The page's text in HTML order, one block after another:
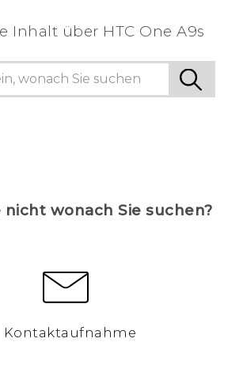
Inhalt über‎ HTC One A9s
nicht wonach Sie suchen?
Kontaktaufnahme